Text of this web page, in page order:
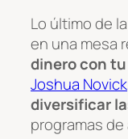
Lo último de
en una mesa
dinero con
Joshua Novick
diversificar
programas de